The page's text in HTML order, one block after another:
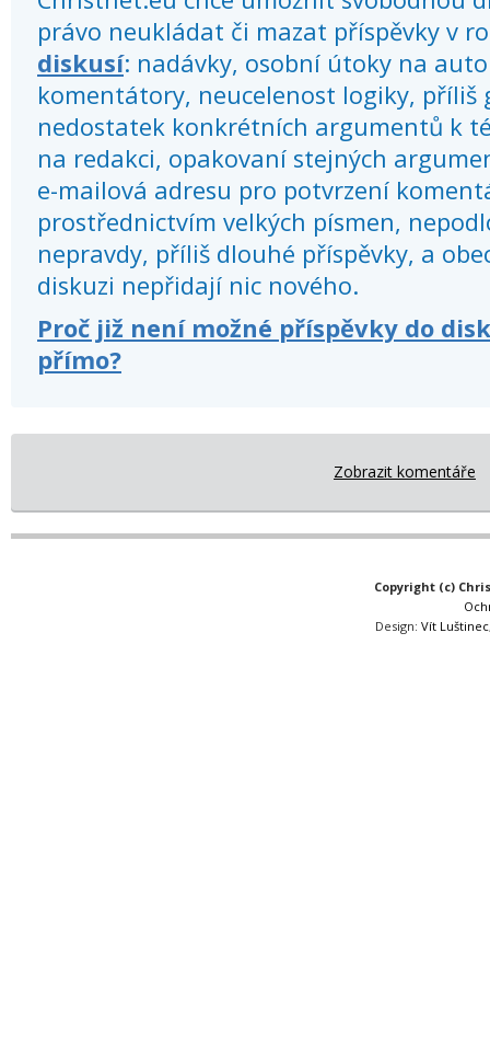
právo neukládat či mazat příspěvky v
diskusí: nadávky, osobní útoky na
komentátory, neucelenost logiky, příliš
nedostatek konkrétních argumentů k
na redakci, opakovaní stejných
e-mailová adresu pro potvrzení
prostřednictvím velkých písmen,
nepravdy, příliš dlouhé příspěvky, a
diskuzi nepřidají nic nového.
Proč již není možné příspěvky do
přímo?
Zobrazit komentáře
Copyright (c)
Design:Vít Luštinec